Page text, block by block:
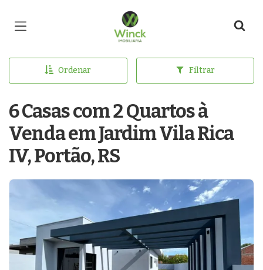
Página inicial
Ordenar Filtrar
6 Casas com 2 Quartos à
Venda em Jardim Vila Rica
IV, Portão, RS